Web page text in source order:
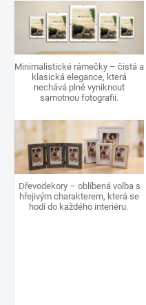
Minimalistické rámečky – čistá a
klasická elegance, která
nechává plně vyniknout
samotnou fotografii.
Dřevodekory – oblíbená volba s
hřejivým charakterem, která se
hodí do každého interiéru.